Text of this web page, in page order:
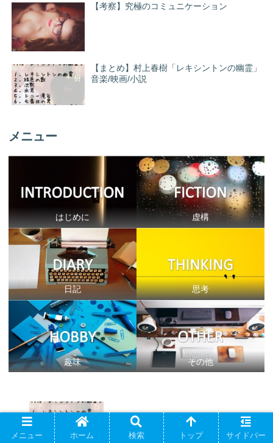
【考察】究極のコミュニケーション
【まとめ】村上春樹「レキシントンの幽霊」
音楽/映画/小説
メニュー
はじめに 虚構
日記 思考
趣味 その他
【まとめ】村上春樹「レキシントンの幽霊」音楽/
映画/小説
メニュー ホーム 検索 トップ サイドバー